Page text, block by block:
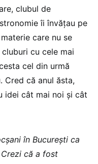
clubul de
îi învățau pe
care nu se
cu cele mai
cel din urmă
Cred că anul ăsta,
idei cât mai noi și cât
în București ca
că a fost